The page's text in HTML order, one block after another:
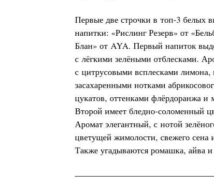
Первые две строчки в топ-3 белых
напитки: «Рислинг Резерв» от
Блан» от AYA. Первый напиток
с лёгкими зелёными отблесками.
с цитрусовыми всплесками
засахаренными нотками
цукатов, оттенками флёрдоранжа и
Второй имеет бледно-соломенный
Аромат элегантный, с нотой
цветущей жимолости, свежего
Также угадываются ромашка, айва и